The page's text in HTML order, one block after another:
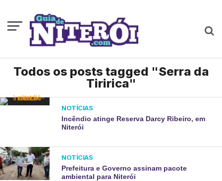
Todos os posts tagged "Serra da
Tiririca"
NOTÍCIAS
Incêndio atinge Reserva Darcy Ribeiro, em
Niterói
NOTÍCIAS
Prefeitura e Governo assinam pacote
ambiental para Niterói